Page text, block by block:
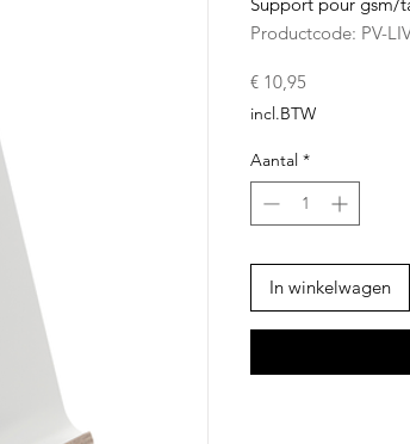
Productcode: PV-
€ 10,95
incl.BTW
Aantal *
In winkelwagen